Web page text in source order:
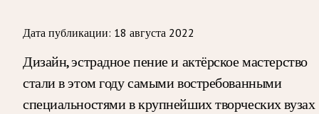
Дата публикации: 18 августа 2022
Дизайн, эстрадное пение и актёрское мастерство
стали в этом году самыми востребованными
специальностями в крупнейших творческих вузах